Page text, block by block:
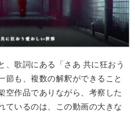
歌詞にある「さあ 共に狂おう
節も、複数の解釈ができること
空作品でありながら、考察した
ているのは、この動画の大きな